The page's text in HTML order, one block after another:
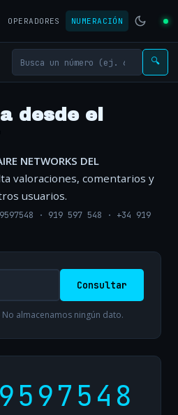
OPERADORES NUMERACIÓN
🔍
desde el
NETWORKS DEL
valoraciones, comentarios y
usuarios.
· 919 597 548 · +34 919
Consultar
almacenamos ningún dato.